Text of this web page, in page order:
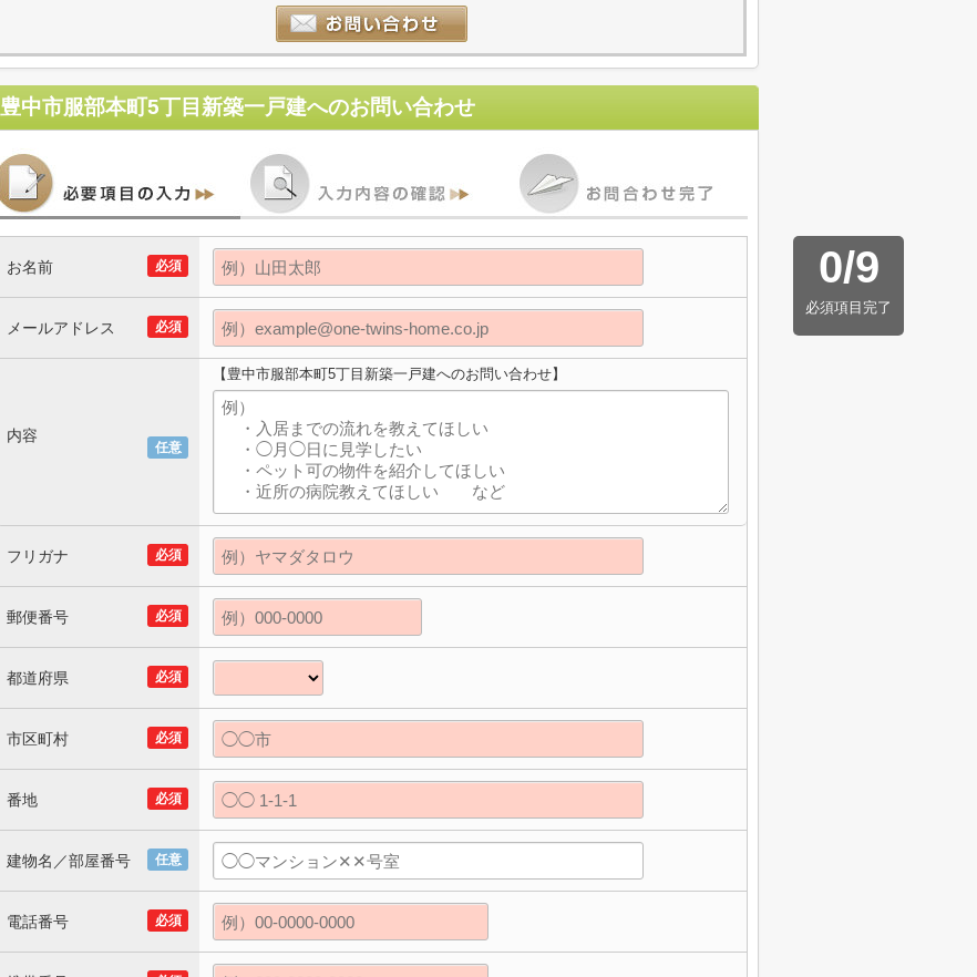
豊中市服部本町5丁目新築一戸建へのお問い合わせ
0/9
必須項目完了
必須
お名前
必須
メールアドレス
任意
内容
【豊中市服部本町5丁目新築一戸建へのお問い合わせ】
必須
フリガナ
必須
郵便番号
必須
都道府県
必須
市区町村
必須
番地
任意
建物名／部屋番号
必須
電話番号